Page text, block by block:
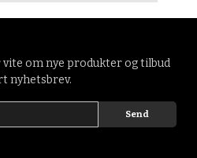
om nye produkter og tilbud
nyhetsbrev.